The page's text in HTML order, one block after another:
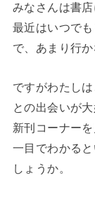
みなさんは書
最近はいつで
で、あまり行
ですがわたし
との出会いが
新刊コーナー
一目でわかる
しょうか。